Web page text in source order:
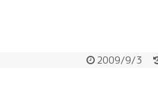
2009/9/3